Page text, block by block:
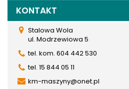
KONTAKT
Stalowa Wola
ul. Modrzewiowa 5
tel. kom. 604 442 530
tel. 15 844 05 11
km-maszyny@onet.pl